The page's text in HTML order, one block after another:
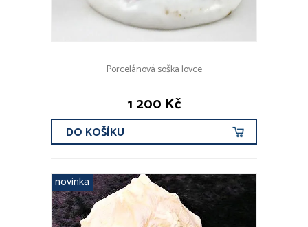
Porcelánová soška lovce
1 200 Kč
DO KOŠÍKU
novinka